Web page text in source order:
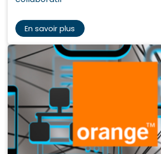
En savoir plus